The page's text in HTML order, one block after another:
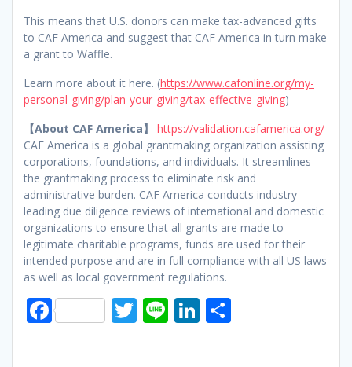
This means that U.S. donors can make tax-advanced gifts
to CAF America and suggest that CAF America in turn make
a grant to Waffle.
Learn more about it here. (https://www.cafonline.org/my-
personal-giving/plan-your-giving/tax-effective-giving)
【About CAF America】
https://validation.cafamerica.org/
CAF America is a global grantmaking organization assisting
corporations, foundations, and individuals. It streamlines
the grantmaking process to eliminate risk and
administrative burden. CAF America conducts industry-
leading due diligence reviews of international and domestic
organizations to ensure that all grants are made to
legitimate charitable programs, funds are used for their
intended purpose and are in full compliance with all US laws
as well as local government regulations.
F
ac
T
w
Li
n
Li
n